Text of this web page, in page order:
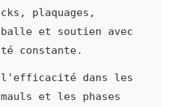
plaquages,
et soutien avec
constante.
l'efficacité dans les
et les phases